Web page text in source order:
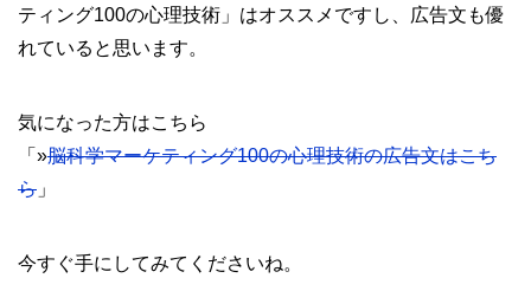
ティング100の心理技術」はオススメですし、広告文も優
れていると思います。
気になった方はこちら
「»脳科学マーケティング100の心理技術の広告文はこち
ら 」
今すぐ手にしてみてくださいね。